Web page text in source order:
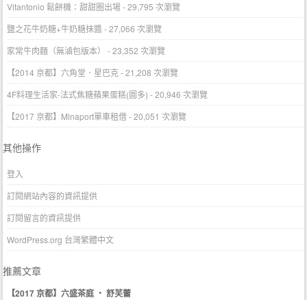
Vitantonio 鬆餅機：甜甜圈出場- 29,795 次瀏覽
鹽之花牛奶糖+牛奶糖抹醬- 27,066 次瀏覽
家常牛肉麵（無滷包版本）
- 23,352 次瀏覽
【2014 京都】六角堂．星巴克- 21,208 次瀏覽
4F料理生活家-法式焦糖蘋果蛋糕(圖多) - 20,946 次瀏覽
【2017 京都】Minaport單車租借- 20,051 次瀏覽
其他操作
登入
訂閱網站內容的資訊提供
訂閱留言的資訊提供
WordPress.org 台灣繁體中文
推薦文章
【2017 京都】六盛茶庭 ‧ 舒芙蕾